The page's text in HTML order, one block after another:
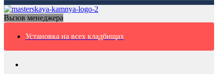
Вызов менеджера
Установка на всех кладбищах